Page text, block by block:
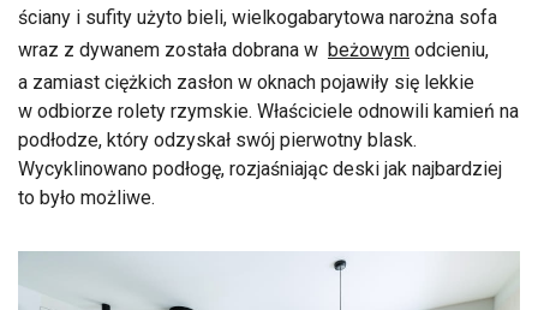
ściany i sufity użyto bieli, wielkogabarytowa narożna sofa
wraz z dywanem została dobrana w beżowym odcieniu,
a zamiast ciężkich zasłon w oknach pojawiły się lekkie
w odbiorze rolety rzymskie. Właściciele odnowili kamień na
podłodze, który odzyskał swój pierwotny blask.
Wycyklinowano podłogę, rozjaśniając deski jak najbardziej
to było możliwe.